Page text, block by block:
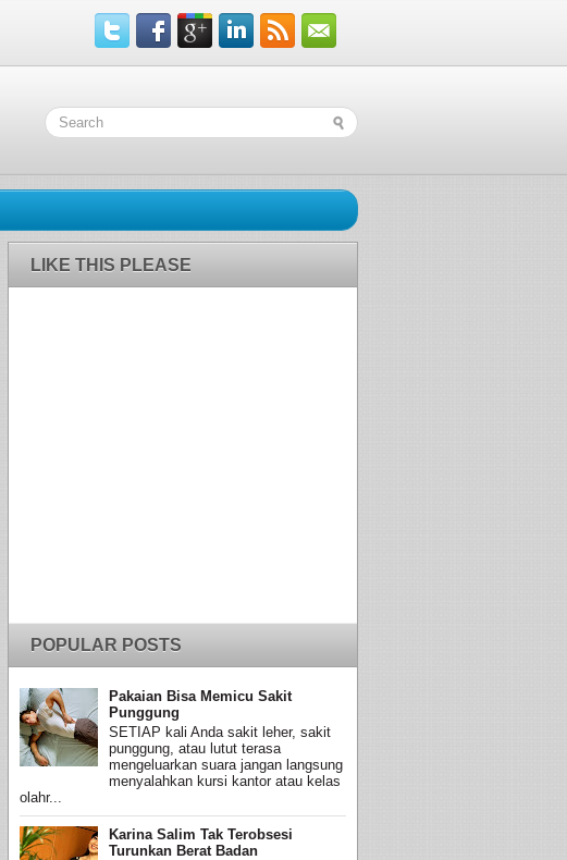
LIKE THIS PLEASE
POPULAR POSTS
Pakaian Bisa Memicu Sakit
Punggung
SETIAP kali Anda sakit leher, sakit
punggung, atau lutut terasa
mengeluarkan suara jangan langsung
menyalahkan kursi kantor atau kelas
olahr...
Karina Salim Tak Terobsesi
Turunkan Berat Badan